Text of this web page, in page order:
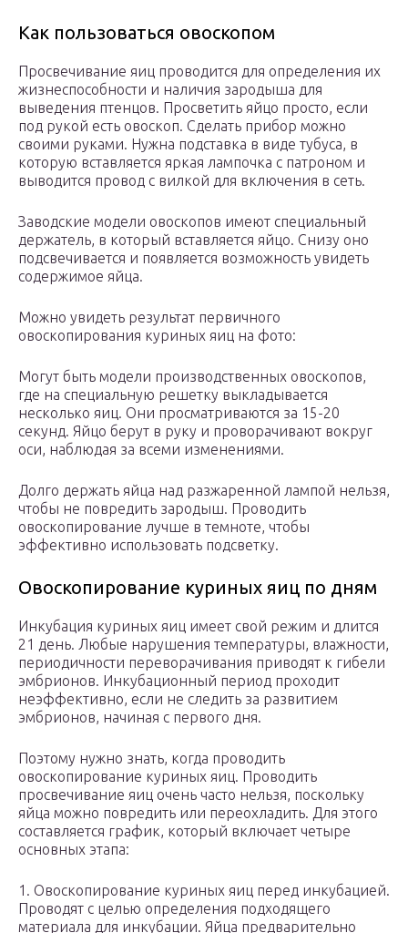
Как пользоваться овоскопом
Просвечивание яиц проводится для определения их
жизнеспособности и наличия зародыша для
выведения птенцов. Просветить яйцо просто, если
под рукой есть овоскоп. Сделать прибор можно
своими руками. Нужна подставка в виде тубуса, в
которую вставляется яркая лампочка с патроном и
выводится провод с вилкой для включения в сеть.
Заводские модели овоскопов имеют специальный
держатель, в который вставляется яйцо. Снизу оно
подсвечивается и появляется возможность увидеть
содержимое яйца.
Можно увидеть результат первичного
овоскопирования куриных яиц на фото:
Могут быть модели производственных овоскопов,
где на специальную решетку выкладывается
несколько яиц. Они просматриваются за 15-20
секунд. Яйцо берут в руку и проворачивают вокруг
оси, наблюдая за всеми изменениями.
Долго держать яйца над разжаренной лампой нельзя,
чтобы не повредить зародыш. Проводить
овоскопирование лучше в темноте, чтобы
эффективно использовать подсветку.
Овоскопирование куриных яиц по дням
Инкубация куриных яиц имеет свой режим и длится
21 день. Любые нарушения температуры, влажности,
периодичности переворачивания приводят к гибели
эмбрионов. Инкубационный период проходит
неэффективно, если не следить за развитием
эмбрионов, начиная с первого дня.
Поэтому нужно знать, когда проводить
овоскопирование куриных яиц. Проводить
просвечивание яиц очень часто нельзя, поскольку
яйца можно повредить или переохладить. Для этого
составляется график, который включает четыре
основных этапа:
1. Овоскопирование куриных яиц перед инкубацией.
Проводят с целью определения подходящего
материала для инкубации. Яйца предварительно